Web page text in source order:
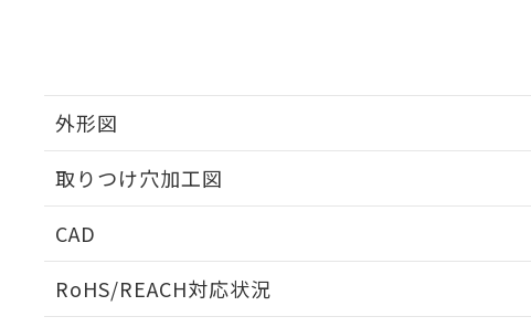
外形図
取りつけ穴加工図
CAD
RoHS/REACH対応状況